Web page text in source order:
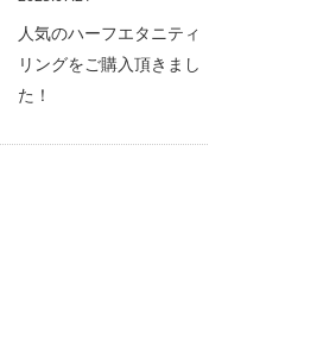
人気のハーフエタニティ
リングをご購入頂きまし
た！